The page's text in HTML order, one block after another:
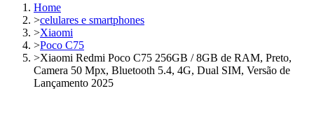
Home
>celulares e smartphones
>Xiaomi
>Poco C75
>Xiaomi Redmi Poco C75 256GB / 8GB de RAM, Preto,
Camera 50 Mpx, Bluetooth 5.4, 4G, Dual SIM, Versão de
Lançamento 2025